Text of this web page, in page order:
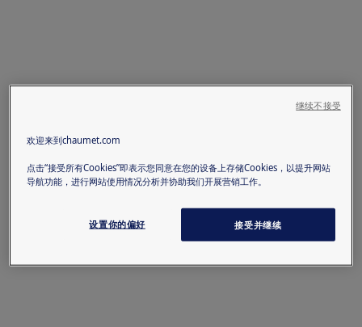
欢迎来到chaumet.com
点击“接受所有Cookies”即表示您同意在您的设备上存储Cookies，以提升网站
导航功能，进行网站使用情况分析并协助我们开展营销工作。
设置你的偏好 接受并继续
继续不接受